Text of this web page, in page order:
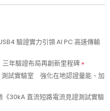
驗證實力引領 AI PC 高速傳輸
年驗證布局再創新里程碑
測試實驗室 強化在地認證量能、加
30kA 直流短路電流見證測試實驗